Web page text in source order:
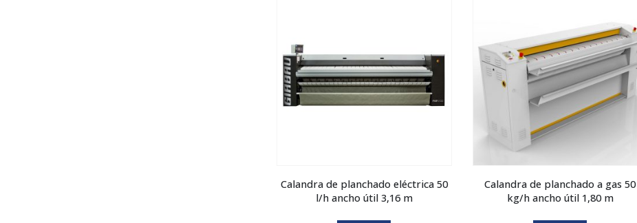
Calandra de planchado eléctrica 50
l/h ancho útil 3,16 m
Calandra de planchado a gas 50
kg/h ancho útil 1,80 m